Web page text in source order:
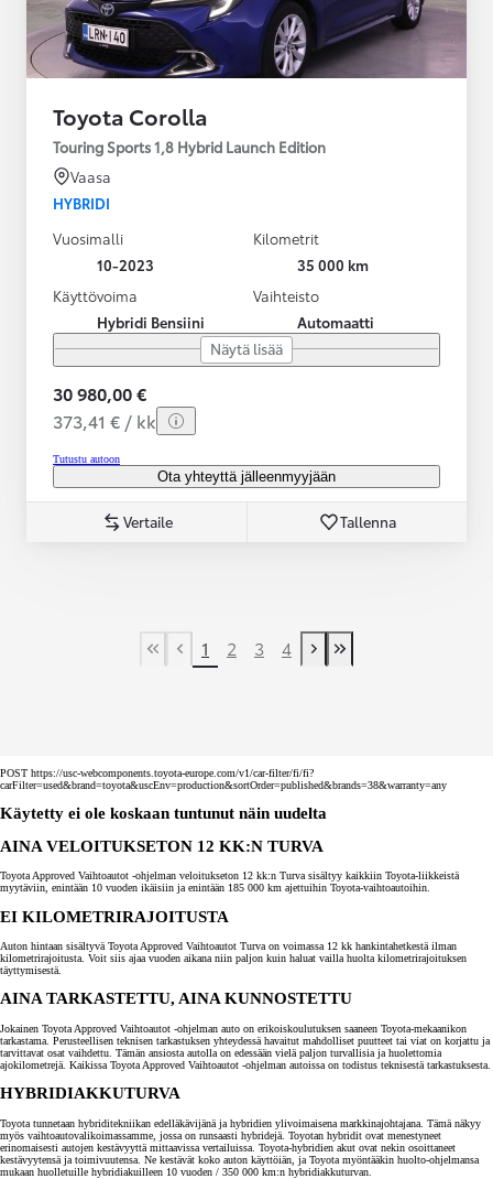
Toyota Corolla
Touring Sports 1,8 Hybrid Launch Edition
Vaasa
HYBRIDI
Vuosimalli
10-2023
Kilometrit
35 000 km
Käyttövoima
Hybridi Bensiini
Vaihteisto
Automaatti
Näytä lisää
30 980,00 €
373,41 € / kk
Tutustu autoon
Ota yhteyttä jälleenmyyjään
Vertaile Tallenna
First Page
Previous page
1 2 3 4
Next page
Last Page
POST https://usc-webcomponents.toyota-europe.com/v1/car-filter/fi/fi?
carFilter=used&brand=toyota&uscEnv=production&sortOrder=published&brands=38&warranty=any
Käytetty ei ole koskaan tuntunut näin uudelta
AINA VELOITUKSETON 12 KK:N TURVA
Toyota Approved Vaihtoautot -ohjelman veloitukseton 12 kk:n Turva sisältyy kaikkiin Toyota-liikkeistä
myytäviin, enintään 10 vuoden ikäisiin ja enintään 185 000 km ajettuihin Toyota-vaihtoautoihin.
EI KILOMETRIRAJOITUSTA
Auton hintaan sisältyvä Toyota Approved Vaihtoautot Turva on voimassa 12 kk hankintahetkestä ilman
kilometrirajoitusta. Voit siis ajaa vuoden aikana niin paljon kuin haluat vailla huolta kilometrirajoituksen
täyttymisestä.
AINA TARKASTETTU, AINA KUNNOSTETTU
Jokainen Toyota Approved Vaihtoautot -ohjelman auto on erikoiskoulutuksen saaneen Toyota-mekaanikon
tarkastama. Perusteellisen teknisen tarkastuksen yhteydessä havaitut mahdolliset puutteet tai viat on korjattu ja
tarvittavat osat vaihdettu. Tämän ansiosta autolla on edessään vielä paljon turvallisia ja huolettomia
ajokilometrejä. Kaikissa Toyota Approved Vaihtoautot -ohjelman autoissa on todistus teknisestä tarkastuksesta.
HYBRIDIAKKUTURVA
Toyota tunnetaan hybriditekniikan edelläkävijänä ja hybridien ylivoimaisena markkinajohtajana. Tämä näkyy
myös vaihtoautovalikoimassamme, jossa on runsaasti hybridejä. Toyotan hybridit ovat menestyneet
erinomaisesti autojen kestävyyttä mittaavissa vertailuissa. Toyota-hybridien akut ovat nekin osoittaneet
kestävyytensä ja toimivuutensa. Ne kestävät koko auton käyttöiän, ja Toyota myöntääkin huolto-ohjelmansa
mukaan huolletuille hybridiakuilleen 10 vuoden / 350 000 km:n hybridiakkuturvan.